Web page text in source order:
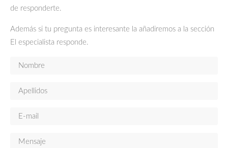
de responderte.
Además si tu pregunta es interesante la añadiremos a la sección
El especialista responde.